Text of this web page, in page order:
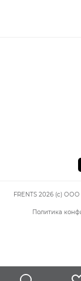
FRENTS 2026 (c)
Политика